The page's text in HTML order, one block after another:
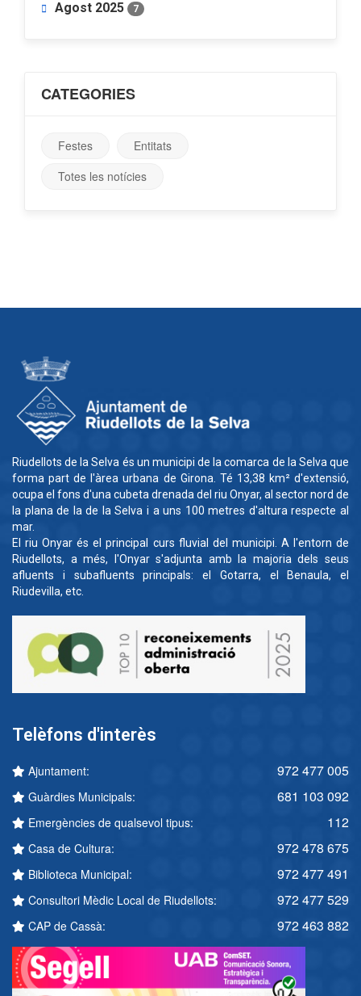
Agost 2025 7
CATEGORIES
Festes
Entitats
Totes les notícies
Riudellots de la Selva és un municipi de la comarca de la Selva que
forma part de l'àrea urbana de Girona. Té 13,38 km² d'extensió,
ocupa el fons d'una cubeta drenada del riu Onyar, al sector nord de
la plana de la de la Selva i a uns 100 metres d'altura respecte al
mar.
El riu Onyar és el principal curs fluvial del municipi. A l'entorn de
Riudellots, a més, l'Onyar s'adjunta amb la majoria dels seus
afluents i subafluents principals: el Gotarra, el Benaula, el
Riudevilla, etc.
Telèfons d'interès
Ajuntament: 972 477 005
Guàrdies Municipals: 681 103 092
Emergències de qualsevol tipus: 112
Casa de Cultura: 972 478 675
Biblioteca Municipal: 972 477 491
Consultori Mèdic Local de Riudellots: 972 477 529
CAP de Cassà: 972 463 882